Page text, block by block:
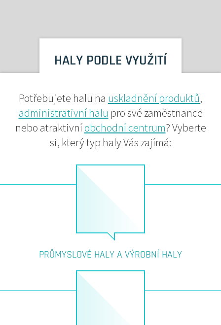
HALY PODLE VYUŽITÍ
Potřebujete halu na uskladnění produktů,
administrativní halu pro své zaměstnance
nebo atraktivníobchodní centrum? Vyberte
si, který typ haly Vás zajímá:
PRŮMYSLOVÉ HALY A VÝROBNÍ HALY